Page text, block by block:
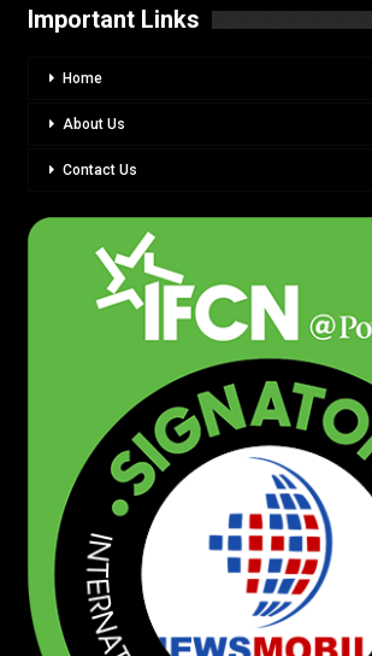
Important Links
Home
About Us
Contact Us